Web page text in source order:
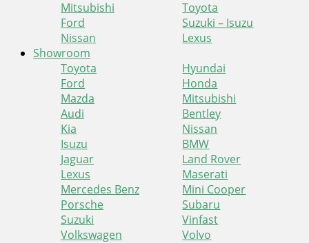
Mitsubishi
Toyota
Ford
Suzuki – Isuzu
Nissan
Lexus
Showroom
Toyota
Hyundai
Ford
Honda
Mazda
Mitsubishi
Audi
Bentley
Kia
Nissan
Isuzu
BMW
Jaguar
Land Rover
Lexus
Maserati
Mercedes Benz
Mini Cooper
Porsche
Subaru
Suzuki
Vinfast
Volkswagen
Volvo